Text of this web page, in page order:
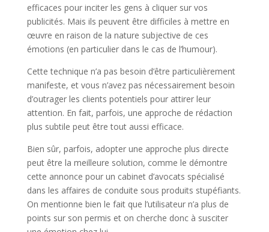
efficaces pour inciter les gens à cliquer sur vos
publicités. Mais ils peuvent être difficiles à mettre en
œuvre en raison de la nature subjective de ces
émotions (en particulier dans le cas de l’humour).
Cette technique n’a pas besoin d’être particulièrement
manifeste, et vous n’avez pas nécessairement besoin
d’outrager les clients potentiels pour attirer leur
attention. En fait, parfois, une approche de rédaction
plus subtile peut être tout aussi efficace.
Bien sûr, parfois, adopter une approche plus directe
peut être la meilleure solution, comme le démontre
cette annonce pour un cabinet d’avocats spécialisé
dans les affaires de conduite sous produits stupéfiants.
On mentionne bien le fait que l’utilisateur n’a plus de
points sur son permis et on cherche donc à susciter